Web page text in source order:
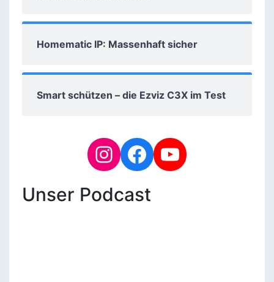
Homematic IP: Massenhaft sicher
Smart schützen – die Ezviz C3X im Test
Unser Podcast